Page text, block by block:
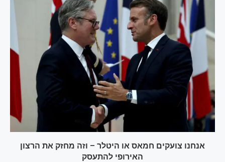
אנחנו צועקים חמאס או היטלר – וזה מחזק את הרצון
האירופי להתעסק